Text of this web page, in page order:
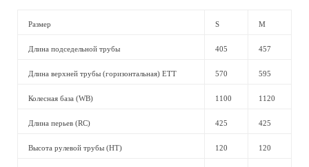
Размер S M
Длина подседельной трубы 405 457
Длина верхней трубы (горизонтальная) ЕТТ 570 595
Колесная база (WB) 1100 1120
Длина перьев (RC) 425 425
Высота рулевой трубы (HT) 120 120